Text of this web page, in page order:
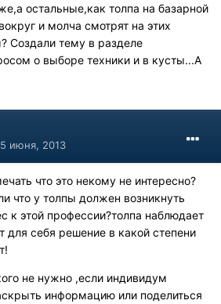
остальные,как толпа на базарной
и молча смотрят на этих
Создали тему в разделе
о выборе техники и в кусты...А
5 июня, 2013
что это некому не интересно?
что у толпы должен возникнуть
к этой профессии?толпа наблюдает
для себя решение в какой степени
не нужно ,если индивидум
информацию или поделиться